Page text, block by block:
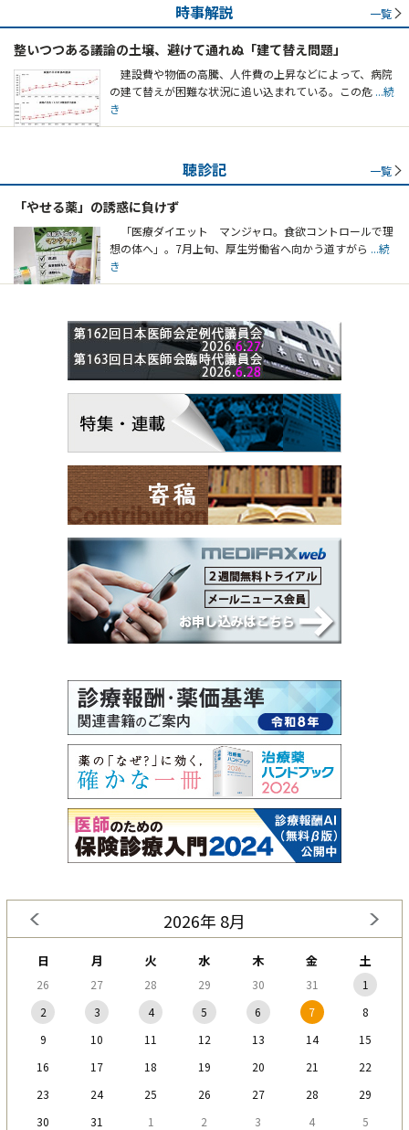
時事解説 一覧
整いつつある議論の土壌、避けて通れぬ「建て替え問題」
建設費や物価の高騰、人件費の上昇などによって、病院
の建て替えが困難な状況に追い込まれている。この危 ...続
き
聴診記 一覧
「やせる薬」の誘惑に負けず
「医療ダイエット マンジャロ。食欲コントロールで理
想の体へ」。7月上旬、厚生労働省へ向かう道すがら ...続
き
2026年 8月
日 月 火 水 木 金 土
26 27 28 29 30 31
1
2
3 4 5 6 7
8
9
10 11 12 13 14
15
16
17 18 19 20 21
22
23
24 25 26 27 28
29
30
31 1 2 3 4 5